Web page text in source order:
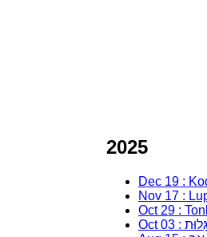
2025
Dec 19 :
Nov 17 :
Oct 29 :
Oct 03 : גָּלוּת